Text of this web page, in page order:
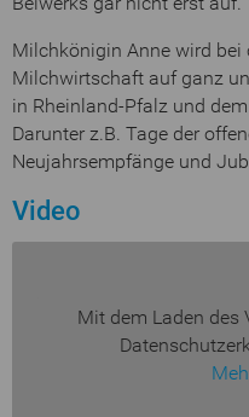
Milchkönigin Anne wird bei
Milchwirtschaft auf ganz
in Rheinland-Pfalz und
Darunter z.B. Tage der
Neujahrsempfänge und
Video
Mit dem Laden des